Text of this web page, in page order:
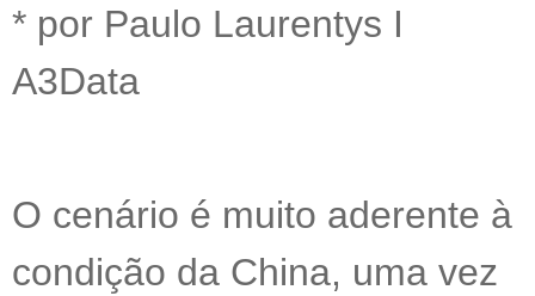
* por Paulo Laurentys I
A3Data
O cenário é muito aderente à
condição da China, uma vez